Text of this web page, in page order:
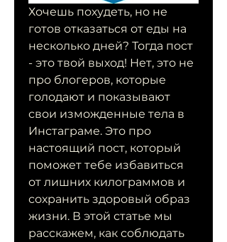
Хочешь похудеть, но не
готов отказаться от еды на
несколько дней? Тогда пост
- это твой выход! Нет, это не
про блогеров, которые
голодают и показывают
свои изможденные тела в
Инстаграме. Это про
настоящий пост, который
поможет тебе избавиться
от лишних килограммов и
сохранить здоровый образ
жизни. В этой статье мы
расскажем, как соблюдать